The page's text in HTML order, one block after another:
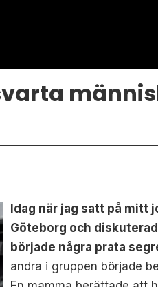
Idag när jag satt på mitt
Göteborg och
började några prata
andra i gruppen började